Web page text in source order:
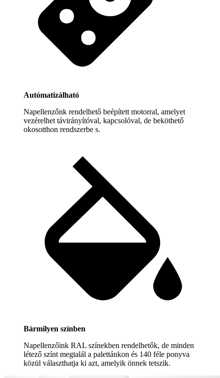
Autómatizálható
Napellenzőnk rendelhető beépített motorral, amelyet
vezérelhet távirányítóval, kapcsolóval, de beköthető
okosotthon rendszerbe s.
Bármilyen színben
Napellenzőink RAL színekben rendelhetők, de minden
létező színt megtalál a palettánkon és 140 féle ponyva
közül választhatja ki azt, amelyik önnek tetszik.